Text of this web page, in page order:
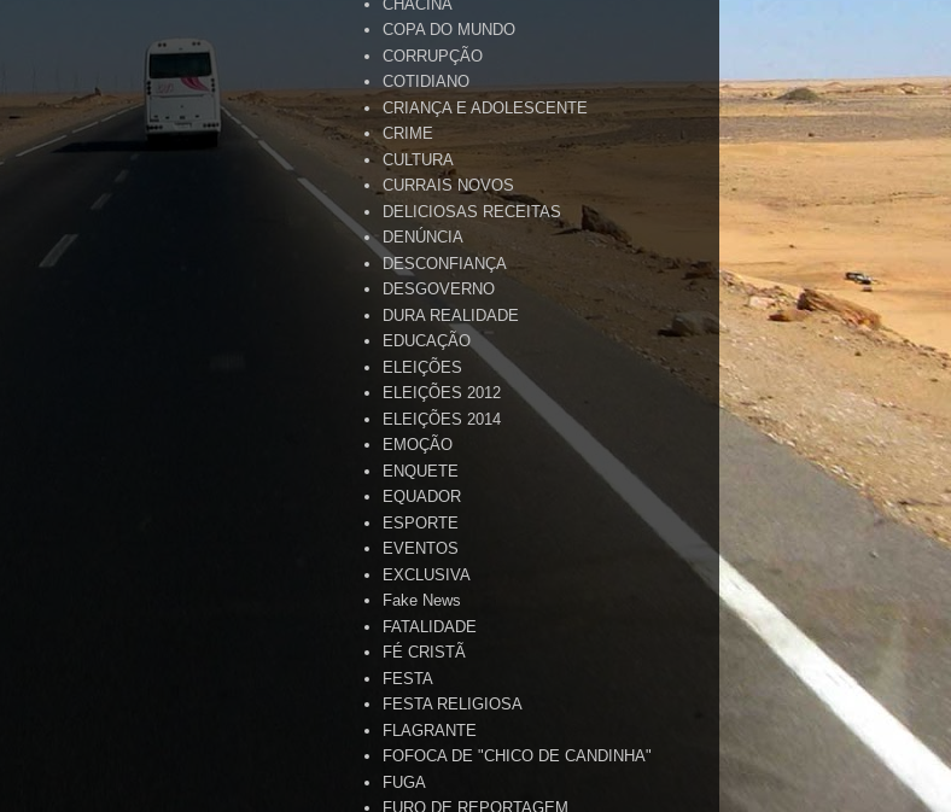
CHACINA
COPA DO MUNDO
CORRUPÇÃO
COTIDIANO
CRIANÇA E ADOLESCENTE
CRIME
CULTURA
CURRAIS NOVOS
DELICIOSAS RECEITAS
DENÚNCIA
DESCONFIANÇA
DESGOVERNO
DURA REALIDADE
EDUCAÇÃO
ELEIÇÕES
ELEIÇÕES 2012
ELEIÇÕES 2014
EMOÇÃO
ENQUETE
EQUADOR
ESPORTE
EVENTOS
EXCLUSIVA
Fake News
FATALIDADE
FÉ CRISTÃ
FESTA
FESTA RELIGIOSA
FLAGRANTE
FOFOCA DE "CHICO DE CANDINHA"
FUGA
FURO DE REPORTAGEM